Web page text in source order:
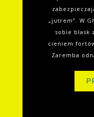
„jutrem”. W
sobie blask
cieniem
Zaremba